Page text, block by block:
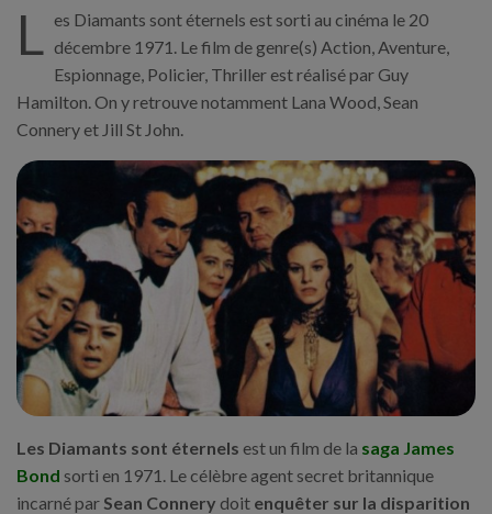
L es Diamants sont éternels est sorti au cinéma le 20
décembre 1971. Le film de genre(s) Action, Aventure,
Espionnage, Policier, Thriller est réalisé par Guy
Hamilton. On y retrouve notamment Lana Wood, Sean
Connery et Jill St John.
Les Diamants sont éternels est un film de la saga James
Bond sorti en 1971. Le célèbre agent secret britannique
incarné par Sean Connery doit enquêter sur la disparition